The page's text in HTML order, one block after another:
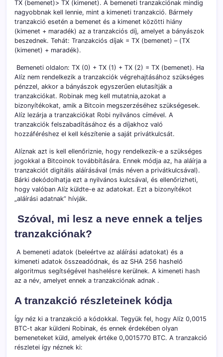
TX (bemenet)> TX (kimenet). A bemeneti tranzakciónak mindig
nagyobbnak kell lennie, mint a kimeneti tranzakció. Bármely
tranzakció esetén a bemenet és a kimenet közötti hiány
(kimenet + maradék) az a tranzakciós díj, amelyet a bányászok
beszednek. Tehát: Tranzakciós díjak = TX (bemenet) – (TX
(kimenet) + maradék).
Bemeneti oldalon: TX (0) + TX (1) + TX (2) = TX (bemenet). Ha
Alíz nem rendelkezik a tranzakciók végrehajtásához szükséges
pénzzel, akkor a bányászok egyszerűen elutasítják a
tranzakciókat. Robinak meg kell mutatnia,azokat a
bizonyítékokat, amik a Bitcoin megszerzéséhez szükségesek.
Alíz lezárja a tranzakciókat Robi nyilvános címével. A
tranzakciók felszabadításához és a díjakhoz való
hozzáféréshez el kell készítenie a saját privátkulcsát.
Alíznak azt is kell ellenőriznie, hogy rendelkezik-e a szükséges
jogokkal a Bitcoinok továbbítására. Ennek módja az, ha aláírja a
tranzakciót digitális aláírásával (más néven a privátkulcsával).
Bárki dekódolhatja ezt a nyilvános kulcsával, és ellenőrizheti,
hogy valóban Alíz küldte-e az adatokat. Ezt a bizonyítékot
„aláírási adatnak” hívják.
Szóval, mi lesz a neve ennek a teljes
tranzakciónak?
A bemeneti adatok (beleértve az aláírási adatokat) és a
kimeneti adatok összeadódnak, és az SHA 256 hashelő
algoritmus segítségével hashelésre kerülnek. A kimeneti hash
az a név, amelyet ennek a tranzakciónak adnak .
A tranzakció részleteinek kódja
Így néz ki a tranzakció a kódokkal. Tegyük fel, hogy Alíz 0,0015
BTC-t akar küldeni Robinak, és ennek érdekében olyan
bemeneteket küld, amelyek értéke 0,0015770 BTC. A tranzakció
részletei így néznek ki: